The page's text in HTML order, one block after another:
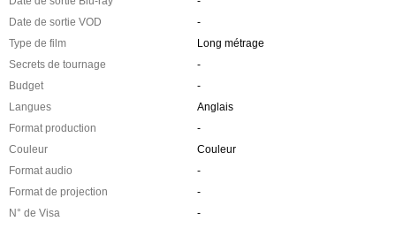
Date de sortie VOD
-
Type de film
Long métrage
Secrets de tournage
-
Budget
-
Langues
Anglais
Format production
-
Couleur
Couleur
Format audio
-
Format de projection
-
N° de Visa
-